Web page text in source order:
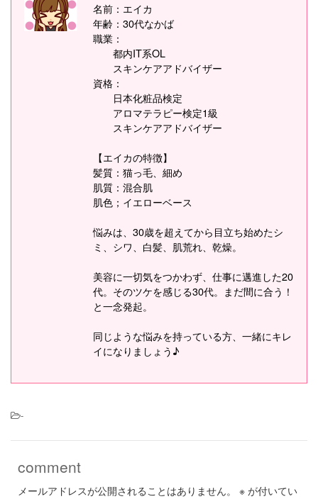
名前：エイカ
年齢：30代なかば
職業：
都内IT系OL
スキンケアアドバイザー
資格：
日本化粧品検定
アロマテラピー検定1級
スキンケアアドバイザー
【エイカの特徴】
髪質：猫っ毛、細め
肌質：混合肌
肌色；イエローベース
悩みは、30歳を超えてから目立ち始めたシ
ミ、シワ、白髪、肌荒れ、乾燥。
美容に一切気をつかわず、仕事に邁進した20
代。そのツケを感じる30代。まだ間に合う！
と一念発起。
同じような悩みを持っている方、一緒にキレ
イになりましょう♪
-
comment
メールアドレスが公開されることはありません。 ※ が付いてい